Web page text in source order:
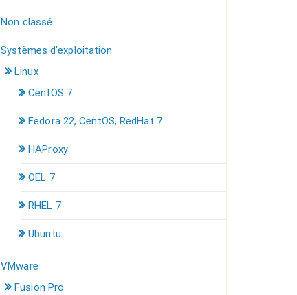
Non classé
Systèmes d'exploitation
Linux
CentOS 7
Fedora 22, CentOS, RedHat 7
HAProxy
OEL 7
RHEL 7
Ubuntu
VMware
Fusion Pro